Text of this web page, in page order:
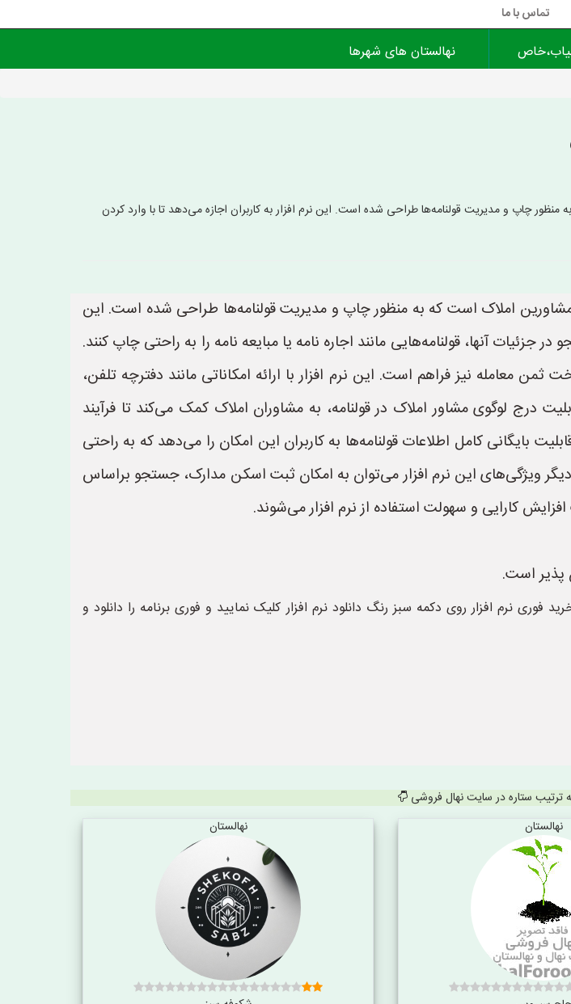
تماس با ما
نهالستان های شهرها
منظور چاپ و مدیریت قولنامه‌ها طراحی شده است. این نرم افزار به کاربران اجازه می‌دهد تا با وارد کردن
مشاورین املاک است که به منظور چاپ و مدیریت قولنامه‌ها طراحی شده است. این
جزئیات آنها، قولنامه‌هایی مانند اجاره نامه یا مبایعه نامه را به راحتی چاپ کنند.
معامله نیز فراهم است. این نرم افزار با ارائه امکاناتی مانند دفترچه تلفن،
درج لوگوی مشاور املاک در قولنامه، به مشاوران املاک کمک می‌کند تا فرآیند
بایگانی کامل اطلاعات قولنامه‌ها به کاربران این امکان را می‌دهد که به راحتی
دیگر ویژگی‌های این نرم افزار می‌توان به امکان ثبت اسکن مدارک، جستجو براساس
کارایی و سهولت استفاده از نرم افزار می‌شوند.
پذیر است.
فوری نرم افزار روی دکمه سبز رنگ دانلود نرم افزار کلیک نمایید و فوری برنامه را دانلود و
ترتیب ستاره در سایت نهال فروشی
نهالستان نهالستان